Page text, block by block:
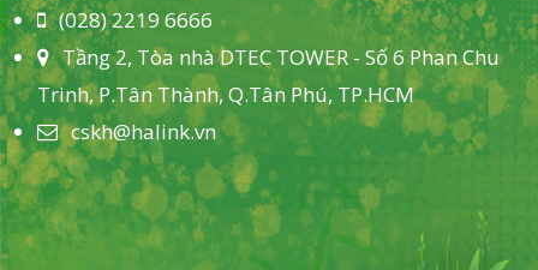
(028) 2219 6666
Tầng 2, Tòa nhà DTEC TOWER - Số 6 Phan Chu
Trinh, P.Tân Thành, Q.Tân Phú, TP.HCM
cskh@halink.vn